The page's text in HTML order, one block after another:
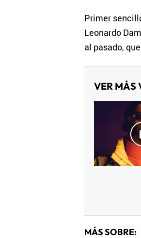
Primer
Leonardo
al pasado,
VER MÁS
MÁS SOBRE: